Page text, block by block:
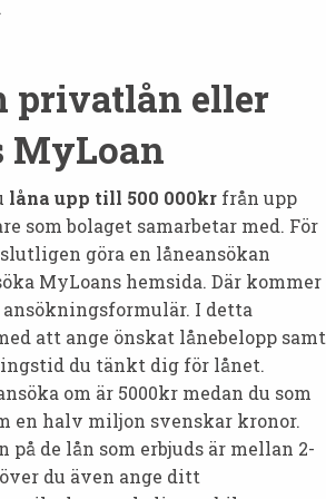
privatlån eller
MyLoan
låna upp till 500 000kr från upp
som bolaget samarbetar med. För
göra en låneansökan
MyLoans hemsida. Där kommer
I detta
att ange önskat lånebelopp samt
du tänkt dig för lånet.
om är 5000kr medan du som
en halv miljon svenskar kronor.
de lån som erbjuds är mellan 2-
du även ange ditt